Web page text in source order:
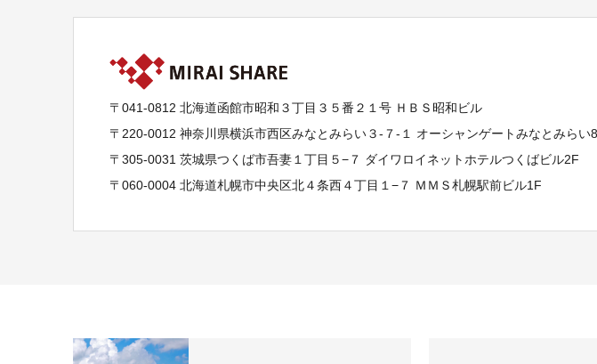
〒041-0812 北海道函館市昭和３丁目３５番２１号 ＨＢＳ昭和ビル
〒220-0012 神奈川県横浜市西区みなとみらい３-７-１ オーシャンゲートみなとみらい
〒305-0031 茨城県つくば市吾妻１丁目５−７ ダイワロイネットホテルつくばビル2F
〒060-0004 北海道札幌市中央区北４条西４丁目１−７ ＭＭＳ札幌駅前ビル1F